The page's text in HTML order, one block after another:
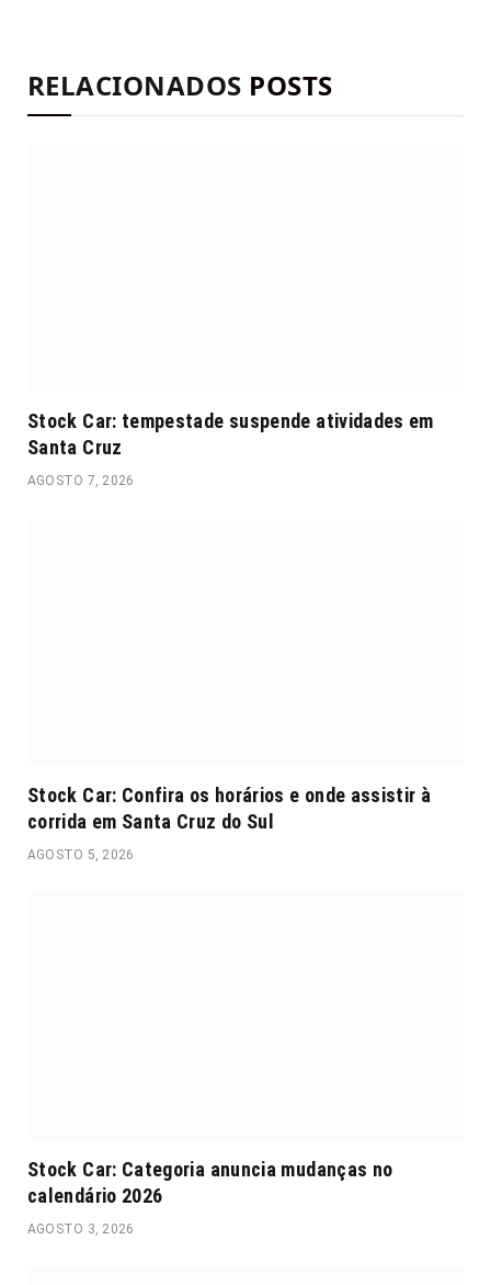
RELACIONADOS POSTS
Stock Car: tempestade suspende atividades em
Santa Cruz
AGOSTO 7, 2026
Stock Car: Confira os horários e onde assistir à
corrida em Santa Cruz do Sul
AGOSTO 5, 2026
Stock Car: Categoria anuncia mudanças no
calendário 2026
AGOSTO 3, 2026